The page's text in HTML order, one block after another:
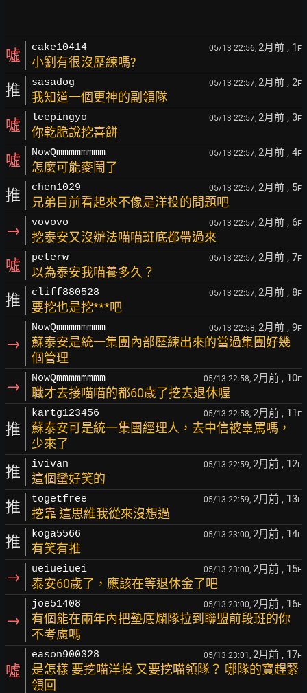
噓 cake10414 05/13 22:56, 2月前 , 1 F
小劉有很沒歷練嗎?
推 sasadog 05/13 22:57, 2月前 , 2F
我知道一個更神的副領隊
噓 leepingyo 05/13 22:57, 2月前 , 3F
你乾脆說挖喜餅
噓 NowQmmmmmmmm 05/13 22:57, 2月前 , 4F
怎麼可能麥鬧了
推 chen1029 05/13 22:57, 2月前 , 5F
兄弟目前看起來不像是洋投的問題吧
→ vovovo 05/13 22:57, 2月前 , 6F
挖泰安又沒辦法喵喵班底都帶過來
噓 peterw 05/13 22:57, 2月前 , 7F
以為泰安我喵養多久？
推 cliff880528 05/13 22:57, 2月前 , 8F
要挖也是挖***吧
→
NowQmmmmmmmm 05/13 22:58, 2月前 , 9F
蘇泰安是統一集團內部歷練出來的當過集團好幾
個管理
→ NowQmmmmmmmm 05/13 22:58, 2月前 , 10F
職才去接喵喵的都60歲了挖去退休喔
推
kartg123456 05/13 22:58, 2月前 , 11 F
蘇泰安可是統一集團經理人，去中信被辜罵嗎，
少來了
推 ivivan 05/13 22:59, 2月前 , 12F
這個蠻好笑的
推 togetfree 05/13 22:59, 2月前 , 13F
挖靠 這思維我從來沒想過
推 koga5566 05/13 23:00, 2月前 , 14F
有笑有推
→ ueiueiuei 05/13 23:00, 2月前 , 15F
泰安60歲了，應該在等退休金了吧
→
joe51408 05/13 23:00, 2月前 , 16F
有個能在兩年內把墊底爛隊拉到聯盟前段班的你
不考慮嗎
噓
eason900328 05/13 23:01, 2月前 , 17F
是怎樣 要挖喵洋投 又要挖喵領隊？ 哪隊的寶趕緊
領回